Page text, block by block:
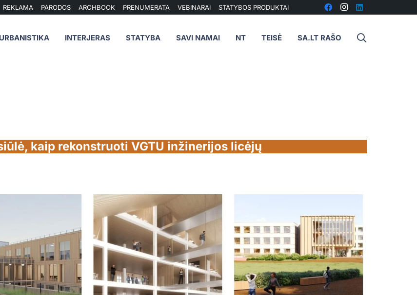
REKLAMA PARODOS ARCHBOOK PRENUMERATA VEBINARAI STATYBOS PRODUKTAI
URBANISTIKA INTERJERAS STATYBA SAVI NAMAI NT TEISĖ SA.LT RAŠO
kaip rekonstruoti VGTU inžinerijos licėjų